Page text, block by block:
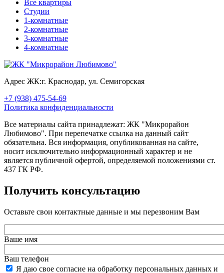
Все квартиры
Студии
1-комнатные
2-комнатные
3-комнатные
4-комнатные
Адрес ЖК:г. Краснодар, ул. Семигорская
+7 (938) 475-54-69
Политика конфиденциальности
Все материалы сайта принадлежат: ЖК "Микрорайон
Любимово". При перепечатке ссылка на данный сайт
обязательна. Вся информация, опубликованная на сайте,
носит исключительно информационный характер и не
является публичной офертой, определяемой положениями ст.
437 ГК РФ.
Получить консультацию
Оставьте свои контактные данные и мы перезвоним Вам
Ваше имя
Ваш телефон
Я даю свое согласие на обработку персональных данных и